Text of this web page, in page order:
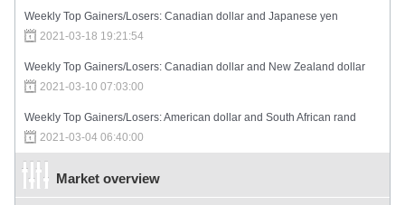
Weekly Top Gainers/Losers: Canadian dollar and Japanese yen
2021-03-18 19:21:54
Weekly Top Gainers/Losers: Canadian dollar and New Zealand dollar
2021-03-10 07:03:00
Weekly Top Gainers/Losers: American dollar and South African rand
2021-03-04 06:40:00
Market overview